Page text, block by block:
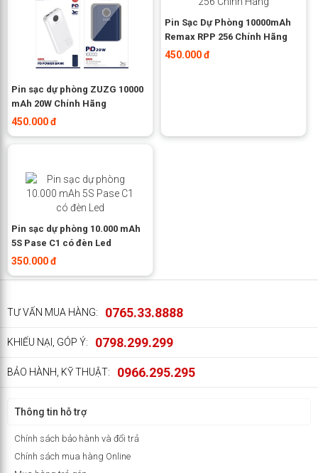
Pin sạc dự phòng ZUZG 10000
mAh 20W Chính Hãng
450.000 đ
Pin Sạc Dự Phòng 10000mAh
Remax RPP 256 Chính Hãng
450.000 đ
Pin sạc dự phòng 10.000 mAh
5S Pase C1 có đèn Led
350.000 đ
TƯ VẤN MUA HÀNG: 0765.33.8888
KHIẾU NẠI, GÓP Ý: 0798.299.299
BẢO HÀNH, KỸ THUẬT: 0966.295.295
Thông tin hỗ trợ
Chính sách bảo hành và đổi trả
Chính sách mua hàng Online